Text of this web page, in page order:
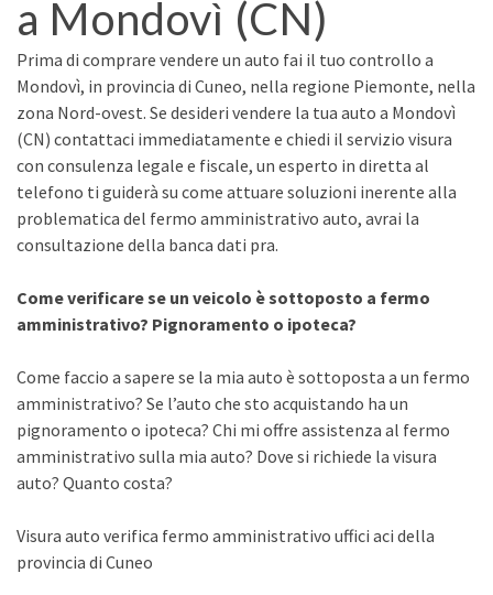
a Mondovì (CN)
Prima di comprare vendere un auto fai il tuo controllo a
Mondovì, in provincia di Cuneo, nella regione Piemonte, nella
zona Nord-ovest. Se desideri vendere la tua auto a Mondovì
(CN) contattaci immediatamente e chiedi il servizio visura
con consulenza legale e fiscale, un esperto in diretta al
telefono ti guiderà su come attuare soluzioni inerente alla
problematica del fermo amministrativo auto, avrai la
consultazione della banca dati pra.
Come verificare se un veicolo è sottoposto a fermo
amministrativo? Pignoramento o ipoteca?
Come faccio a sapere se la mia auto è sottoposta a un fermo
amministrativo? Se l’auto che sto acquistando ha un
pignoramento o ipoteca? Chi mi offre assistenza al fermo
amministrativo sulla mia auto? Dove si richiede la visura
auto? Quanto costa?
Visura auto verifica fermo amministrativo uffici aci della
provincia di Cuneo